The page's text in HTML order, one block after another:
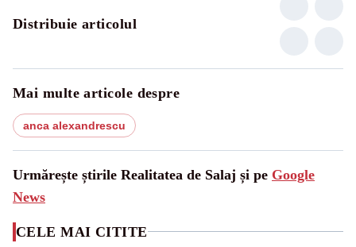
Distribuie articolul
Mai multe articole despre
anca alexandrescu
Urmărește știrile Realitatea de Salaj și pe Google
News
CELE MAI CITITE